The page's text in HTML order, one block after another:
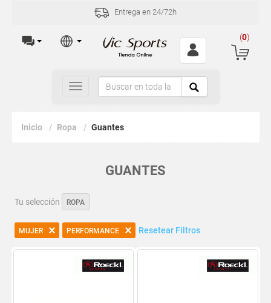
Entrega en 24/72h
(0)
Toggle
navigation
Inicio Ropa Guantes
GUANTES
Tu selección ROPA
MUJER PERFORMANCE Resetear Filtros